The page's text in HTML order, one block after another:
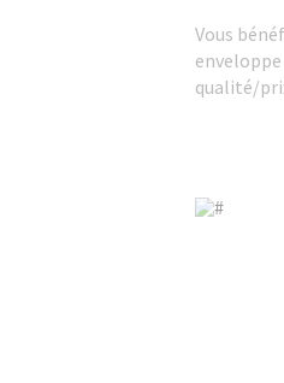
Vous
qualité/